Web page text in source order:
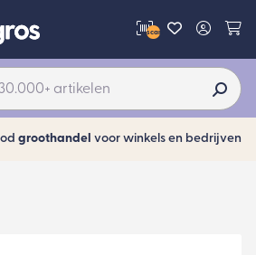
scan
groothandel voor winkels en bedrijven